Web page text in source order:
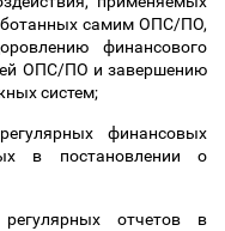
самим ОПС/ПО,
финансового
ОПС/ПО и завершению
систем;
финансовых
в постановлении о
отчетов в